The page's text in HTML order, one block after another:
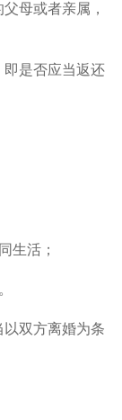
母或者亲属，
即是否应当返还
生活；
双方离婚为条